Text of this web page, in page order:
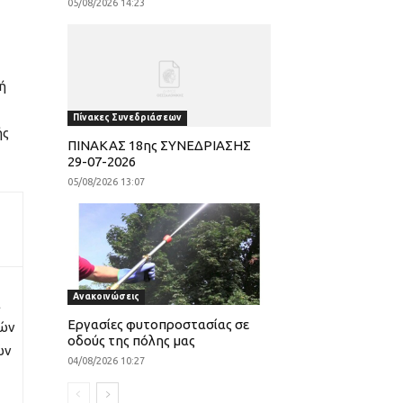
05/08/2026 14:23
Πίνακες Συνεδριάσεων
ΠΙΝΑΚΑΣ 18ης ΣΥΝΕΔΡΙΑΣΗΣ
29-07-2026
05/08/2026 13:07
Ανακοινώσεις
Εργασίες φυτοπροστασίας σε
οδούς της πόλης μας
04/08/2026 10:27